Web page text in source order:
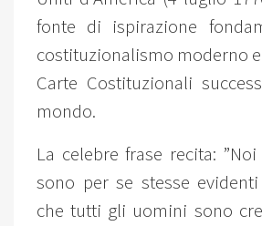
fonte di ispirazione
costituzionalismo moderno
Carte Costituzionali
mondo.
La celebre frase recita:
sono per se stesse
che tutti gli uomini sono